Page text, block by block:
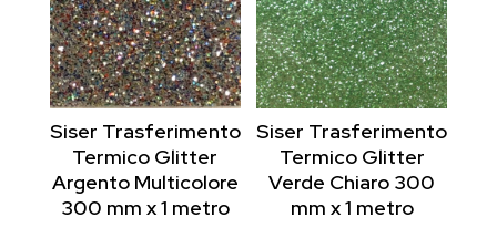
Siser Trasferimento
Termico Glitter
Argento Multicolore
300 mm x 1 metro
Siser Trasferimento
Termico Glitter
Verde Chiaro 300
mm x 1 metro